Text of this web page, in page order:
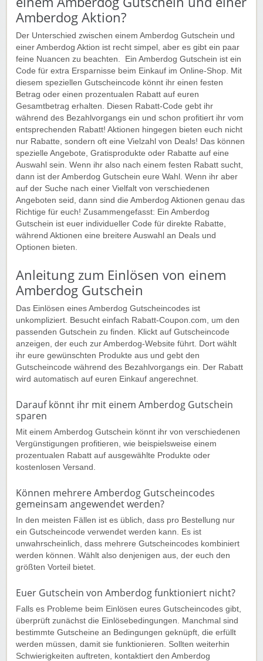
Amberdog Aktion?
Der Unterschied zwischen einem Amberdog Gutschein und
einer Amberdog Aktion ist recht simpel, aber es gibt ein paar
feine Nuancen zu beachten. Ein Amberdog Gutschein ist ein
Code für extra Ersparnisse beim Einkauf im Online-Shop. Mit
diesem speziellen Gutscheincode könnt ihr einen festen
Betrag oder einen prozentualen Rabatt auf euren
Gesamtbetrag erhalten. Diesen Rabatt-Code gebt ihr
während des Bezahlvorgangs ein und schon profitiert ihr vom
entsprechenden Rabatt! Aktionen hingegen bieten euch nicht
nur Rabatte, sondern oft eine Vielzahl von Deals! Das können
spezielle Angebote, Gratisprodukte oder Rabatte auf eine
Auswahl sein. Wenn ihr also nach einem festen Rabatt sucht,
dann ist der Amberdog Gutschein eure Wahl. Wenn ihr aber
auf der Suche nach einer Vielfalt von verschiedenen
Angeboten seid, dann sind die Amberdog Aktionen genau das
Richtige für euch! Zusammengefasst: Ein Amberdog
Gutschein ist euer individueller Code für direkte Rabatte,
während Aktionen eine breitere Auswahl an Deals und
Optionen bieten.
Anleitung zum Einlösen von einem
Amberdog Gutschein
Das Einlösen eines Amberdog Gutscheincodes ist
unkompliziert. Besucht einfach Rabatt-Coupon.com, um den
passenden Gutschein zu finden. Klickt auf Gutscheincode
anzeigen, der euch zur Amberdog-Website führt. Dort wählt
ihr eure gewünschten Produkte aus und gebt den
Gutscheincode während des Bezahlvorgangs ein. Der Rabatt
wird automatisch auf euren Einkauf angerechnet.
Darauf könnt ihr mit einem Amberdog Gutschein
sparen
Mit einem Amberdog Gutschein könnt ihr von verschiedenen
Vergünstigungen profitieren, wie beispielsweise einem
prozentualen Rabatt auf ausgewählte Produkte oder
kostenlosen Versand.
Können mehrere Amberdog Gutscheincodes
gemeinsam angewendet werden?
In den meisten Fällen ist es üblich, dass pro Bestellung nur
ein Gutscheincode verwendet werden kann. Es ist
unwahrscheinlich, dass mehrere Gutscheincodes kombiniert
werden können. Wählt also denjenigen aus, der euch den
größten Vorteil bietet.
Euer Gutschein von Amberdog funktioniert nicht?
Falls es Probleme beim Einlösen eures Gutscheincodes gibt,
überprüft zunächst die Einlösebedingungen. Manchmal sind
bestimmte Gutscheine an Bedingungen geknüpft, die erfüllt
werden müssen, damit sie funktionieren. Sollten weiterhin
Schwierigkeiten auftreten, kontaktiert den Amberdog